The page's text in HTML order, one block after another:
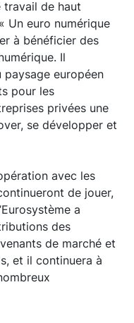
travail de haut
Un euro numérique
à bénéficier des
Il
européen
pour les
privées une
se développer et
avec les
de jouer,
a
des
de marché et
et il continuera à